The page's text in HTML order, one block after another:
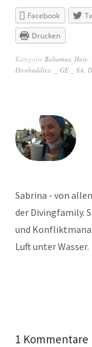
Facebook
Drucken
Kategorie Bahamas, Haie,
Divebuddies: _ GE _ SA,
Sabrina - von
der Divingfamily.
und
Luft unter Wasser.
1 Kommentare